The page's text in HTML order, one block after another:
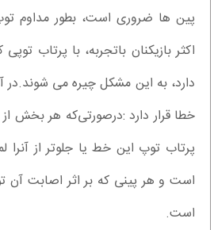
پین ها ضروری است، بطور مداوم
اکثر بازیکنان باتجربه، با پرتاب
دارد، به این مشکل چیره می
خطا قرار دارد :در‌صورتی‌که هر بخش از
پرتاب توپ این خط یا جلوتر از
است و هر پینی که بر اثر اصابت آن
است.